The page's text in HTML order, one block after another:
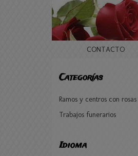
CONTACTO
Categorías
Ramos y centros con rosas
Trabajos funerarios
Idioma